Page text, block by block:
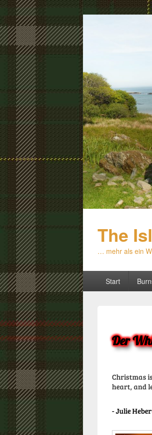
The
… mehr als ein
Primäres
Menü
Start
Der
Christmas
heart, and
Julie